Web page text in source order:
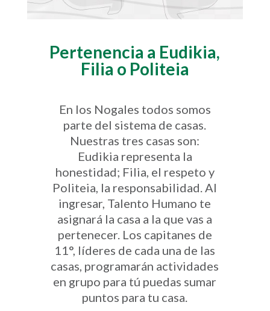
Pertenencia a Eudikia,
Filia o Politeia
En los Nogales todos somos
parte del sistema de casas.
Nuestras tres casas son:
Eudikia representa la
honestidad; Filia, el respeto y
Politeia, la responsabilidad. Al
ingresar, Talento Humano te
asignará la casa a la que vas a
pertenecer. Los capitanes de
11°, líderes de cada una de las
casas, programarán actividades
en grupo para tú puedas sumar
puntos para tu casa.